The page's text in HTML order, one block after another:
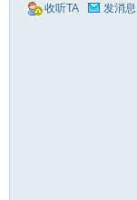
收听TA 发消息